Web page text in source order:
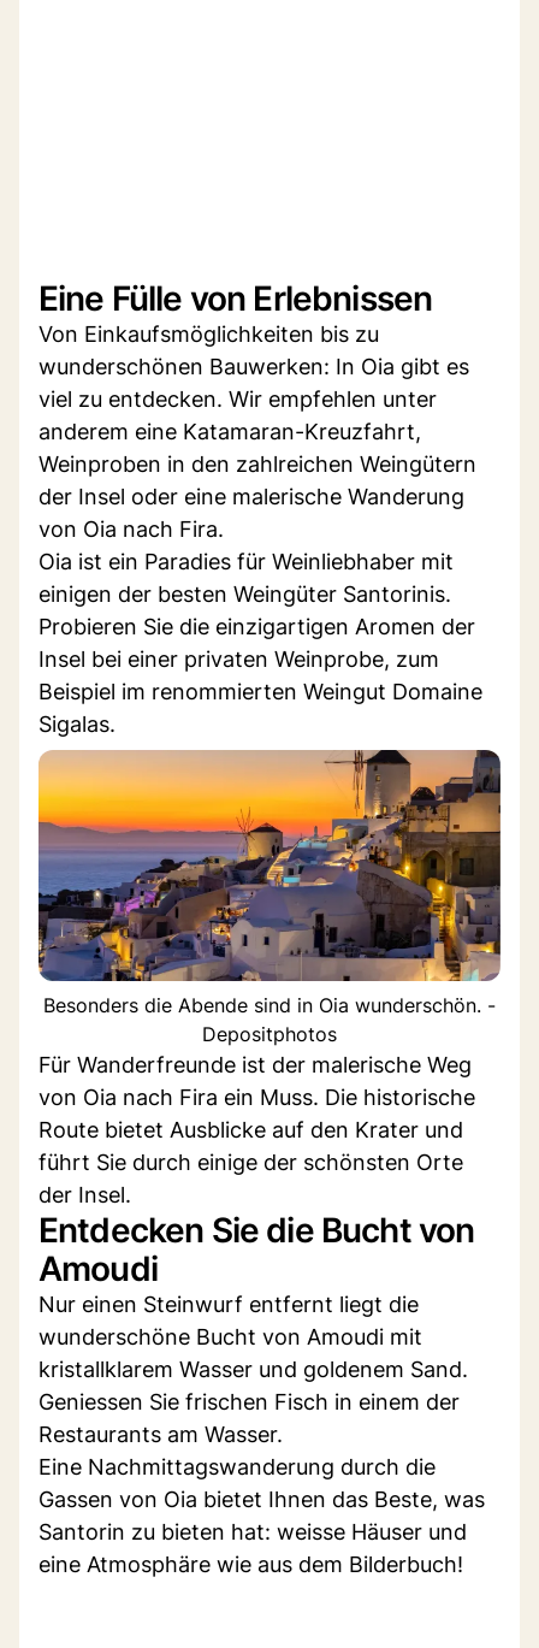
Eine Fülle von Erlebnissen
Von Einkaufsmöglichkeiten bis zu
wunderschönen Bauwerken: In Oia gibt es
viel zu entdecken. Wir empfehlen unter
anderem eine Katamaran-Kreuzfahrt,
Weinproben in den zahlreichen Weingütern
der Insel oder eine malerische Wanderung
von Oia nach Fira.
Oia ist ein Paradies für Weinliebhaber mit
einigen der besten Weingüter Santorinis.
Probieren Sie die einzigartigen Aromen der
Insel bei einer privaten Weinprobe, zum
Beispiel im renommierten Weingut Domaine
Sigalas.
Besonders die Abende sind in Oia wunderschön. -
Depositphotos
Für Wanderfreunde ist der malerische Weg
von Oia nach Fira ein Muss. Die historische
Route bietet Ausblicke auf den Krater und
führt Sie durch einige der schönsten Orte
der Insel.
Entdecken Sie die Bucht von
Amoudi
Nur einen Steinwurf entfernt liegt die
wunderschöne Bucht von Amoudi mit
kristallklarem Wasser und goldenem Sand.
Geniessen Sie frischen Fisch in einem der
Restaurants am Wasser.
Eine Nachmittagswanderung durch die
Gassen von Oia bietet Ihnen das Beste, was
Santorin zu bieten hat: weisse Häuser und
eine Atmosphäre wie aus dem Bilderbuch!